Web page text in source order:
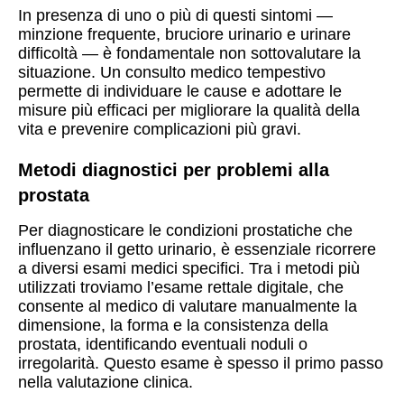
In presenza di uno o più di questi sintomi —
minzione frequente, bruciore urinario e urinare
difficoltà — è fondamentale non sottovalutare la
situazione. Un consulto medico tempestivo
permette di individuare le cause e adottare le
misure più efficaci per migliorare la qualità della
vita e prevenire complicazioni più gravi.
Metodi diagnostici per problemi alla
prostata
Per diagnosticare le condizioni prostatiche che
influenzano il getto urinario, è essenziale ricorrere
a diversi esami medici specifici. Tra i metodi più
utilizzati troviamo l’esame rettale digitale, che
consente al medico di valutare manualmente la
dimensione, la forma e la consistenza della
prostata, identificando eventuali noduli o
irregolarità. Questo esame è spesso il primo passo
nella valutazione clinica.